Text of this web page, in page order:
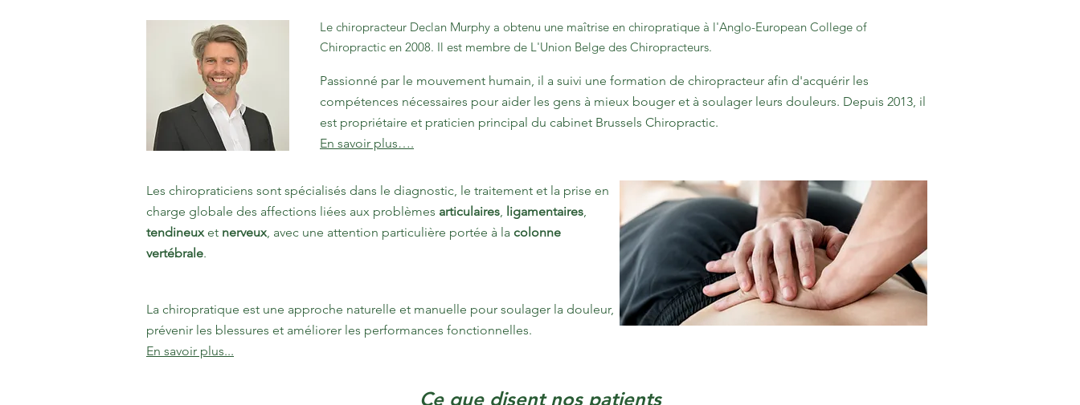
Le chiropracteur Declan Murphy a obtenu une maîtrise en chiropratique à l'Anglo-European College of
Chiropractic en 2008. Il est membre de L'Union Belge des Chiropracteurs.
Passionné par le mouvement humain, il a suivi une formation de chiropracteur afin d'acquérir les
compétences nécessaires pour aider les gens à mieux bouger et à soulager leurs douleurs. Depuis 2013, il
est propriétaire et praticien principal du cabinet Brussels Chiropractic.
En savoir plus….
Les chiropraticiens sont spécialisés dans le diagnostic, le traitement et la prise en
charge globale des affections liées aux problèmes articulaires, ligamentaires,
tendineux et nerveux, avec une attention particulière portée à la colonne
vertébrale.
La chiropratique est une approche naturelle et manuelle pour soulager la douleur,
prévenir les blessures et améliorer les performances fonctionnelles.
En savoir plus...
Ce que disent nos patients